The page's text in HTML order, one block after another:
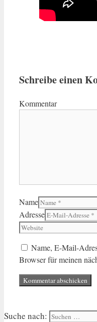
Schreibe einen
Kommentar
Name
Adresse
Name, E-Mail-
Browser für meinen
Suche nach: